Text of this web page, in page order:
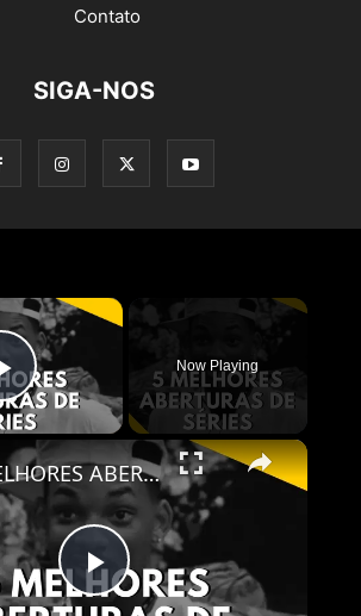
Contato
SIGA-NOS
×
Play Video
Now Playing
×
Play
5 MELHORES ABERTURAS DE SÉRIES | Pipocas Tv #13